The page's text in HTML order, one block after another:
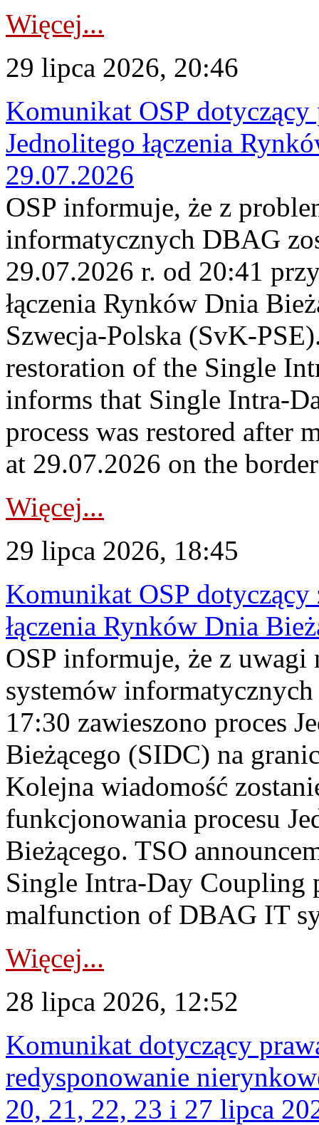
Więcej...
29 lipca 2026, 20:46
Komunikat OSP
Jednolitego łączenia
29.07.2026
OSP informuje, że z
informatycznych DBAG
29.07.2026 r. od 20:41
łączenia Rynków Dnia
Szwecja-Polska (SvK-
restoration of the Single
informs that Single Intra-
process was restored after
at 29.07.2026 on the
Więcej...
29 lipca 2026, 18:45
Komunikat OSP dotyczący
łączenia Rynków Dnia
OSP informuje, że z uwagi
systemów
17:30 zawieszono proces
Bieżącego (SIDC) na
Kolejna wiadomość
funkcjonowania procesu
Bieżącego. TSO
Single Intra-Day Coupling
malfunction of DBAG IT
Więcej...
28 lipca 2026, 12:52
Komunikat dotyczący
redysponowanie
20, 21, 22, 23 i 27 lipca